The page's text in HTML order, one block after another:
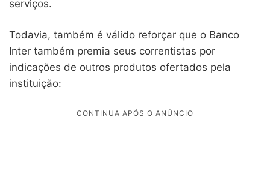
serviços.
Todavia, também é válido reforçar que o Banco
Inter também premia seus correntistas por
indicações de outros produtos ofertados pela
instituição: